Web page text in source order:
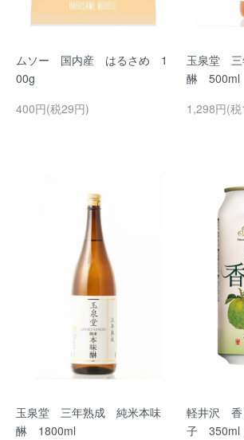
ムソー 国内産 はるさめ 1
00g
400円(税29円)
玉泉堂
醂 500ml
1,298円(
玉泉堂 三年熟成 純米本味
醂 1800ml
軽井沢 香
子 350ml